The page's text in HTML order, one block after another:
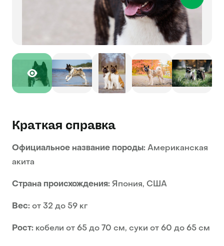
Краткая справка
Официальное название породы: Американская
акита
Страна происхождения: Япония, США
Вес: от 32 до 59 кг
Рост: кобели от 65 до 70 см, суки от 60 до 65 см